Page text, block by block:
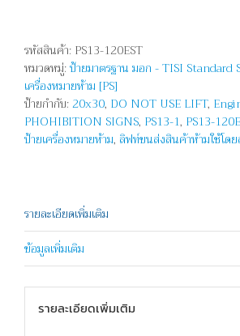
ห้าม
ใช้
โดยสาร
-
DO
NOT
รหัสสินค้า: PS13-120EST
หมวดหมู่:ป้ายมาตรฐาน มอก - TISI Standard
เครื่องหมายห้าม [PS]
ป้ายกำกับ:20x30, DO NOT USE LIFT,
PHOHIBITION SIGNS, PS13-1, PS13-
ป้ายเครื่องหมายห้าม, ลิฟท์ขนส่งสินค้าห้ามใช้โดย
รายละเอียดเพิ่มเติม
ข้อมูลเพิ่มเติม
รายละเอียดเพิ่มเติม